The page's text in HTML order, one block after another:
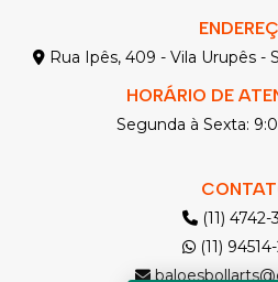
Rua Ipês, 409 - Vila Urupês -
HORÁRIO DE
Segunda à Sexta:
(11)
(11)